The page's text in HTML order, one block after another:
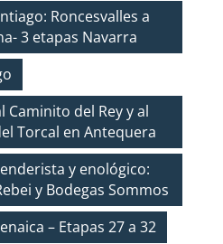
Roncesvalles a
3 etapas Navarra
Caminito del Rey y al
Torcal en Antequera
y enológico:
y Bodegas Sommos
– Etapas 27 a 32